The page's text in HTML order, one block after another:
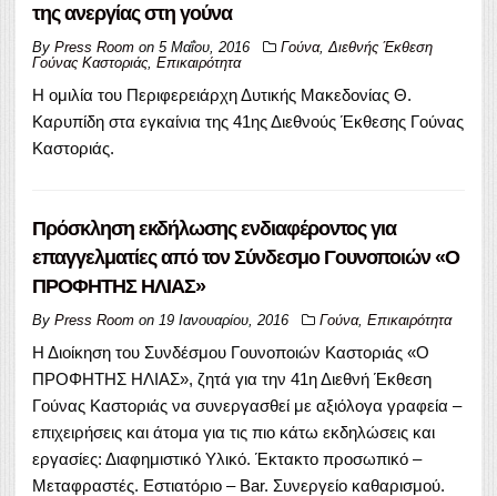
της ανεργίας στη γούνα
By Press Room on 5 Μαΐου, 2016 Γούνα, Διεθνής Έκθεση
Γούνας Καστοριάς Επικαιρότητα
Η ομιλία του Περιφερειάρχη Δυτικής Μακεδονίας Θ.
Καρυπίδη στα εγκαίνια της 41ης Διεθνούς Έκθεσης Γούνας
Καστοριάς.
Πρόσκληση εκδήλωσης ενδιαφέροντος για
επαγγελματίες από τον Σύνδεσμο Γουνοποιών «Ο
ΠΡΟΦΗΤΗΣ ΗΛΙΑΣ»
By Press Room on 19 Ιανουαρίου, 2016 Γούνα, Επικαιρότητα
Η Διοίκηση του Συνδέσμου Γουνοποιών Καστοριάς «Ο
ΠΡΟΦΗΤΗΣ ΗΛΙΑΣ», ζητά για την 41η Διεθνή Έκθεση
Γούνας Καστοριάς να συνεργασθεί με αξιόλογα γραφεία –
επιχειρήσεις και άτομα για τις πιο κάτω εκδηλώσεις και
εργασίες: Διαφημιστικό Υλικό. Έκτακτο προσωπικό –
Μεταφραστές. Εστιατόριο – Bar. Συνεργείο καθαρισμού.